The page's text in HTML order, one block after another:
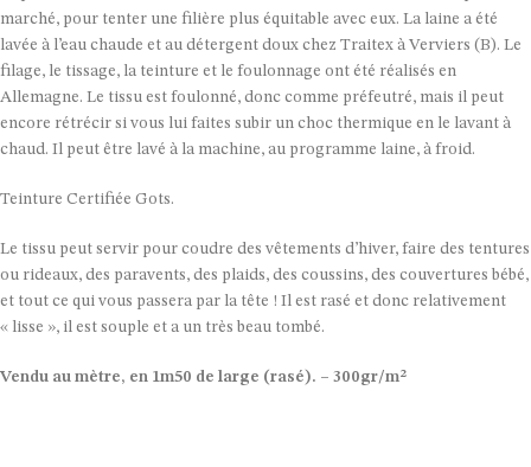
marché, pour tenter une filière plus équitable avec eux. La laine a été
lavée à l’eau chaude et au détergent doux chez Traitex à Verviers (B). Le
filage, le tissage, la teinture et le foulonnage ont été réalisés en
Allemagne. Le tissu est foulonné, donc comme préfeutré, mais il peut
encore rétrécir si vous lui faites subir un choc thermique en le lavant à
chaud. Il peut être lavé à la machine, au programme laine, à froid.
Teinture Certifiée Gots.
Le tissu peut servir pour coudre des vêtements d’hiver, faire des tentures
ou rideaux, des paravents, des plaids, des coussins, des couvertures bébé,
et tout ce qui vous passera par la tête ! Il est rasé et donc relativement
« lisse », il est souple et a un très beau tombé.
Vendu au mètre, en 1m50 de large (rasé). – 300gr/m²